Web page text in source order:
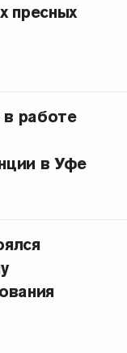
пресных
в работе
в Уфе